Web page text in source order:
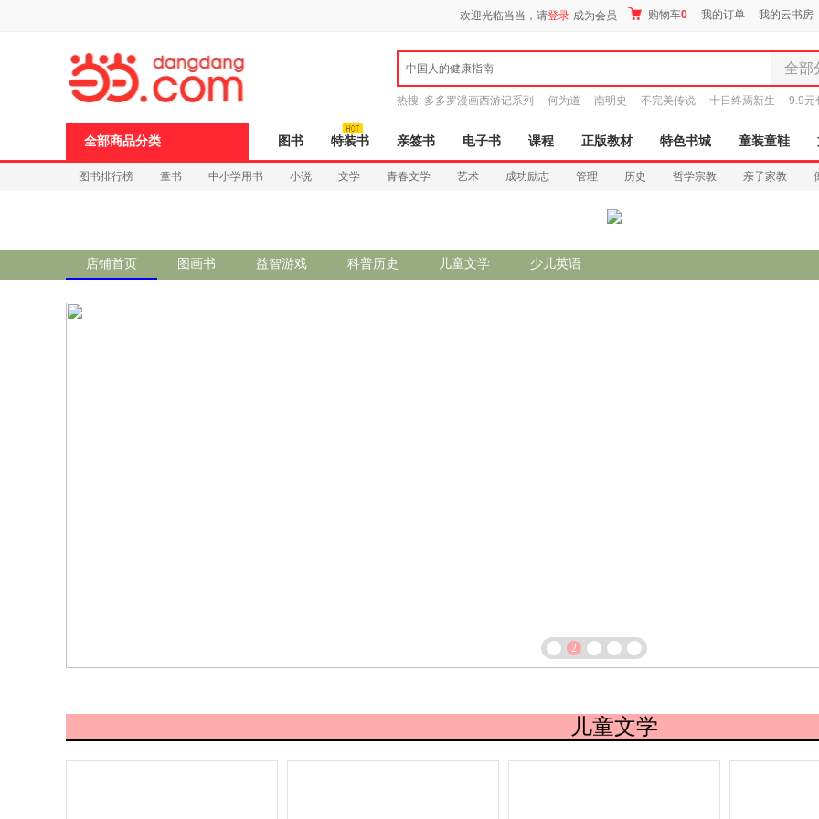
欢迎光临当当，请登录 成为会员 购物车0 我的订单 我的云书房
中国人的健康指南 全部
全部
图书
电子书
音像
母婴
热搜: 多多罗漫画西游记系列 何为道 南明史 不完美传说 十日终焉新生 9.9元
全部商品分类 图书 特装书 亲签书 电子书 课程 正版教材 特色书城 童装童鞋
图书排行榜 童书 中小学用书 小说 文学 青春文学 艺术 成功励志 管理 历史 哲学宗教 亲子家教
店铺首页 图画书 益智游戏 科普历史 儿童文学 少儿英语
2
儿童文学
页
浪